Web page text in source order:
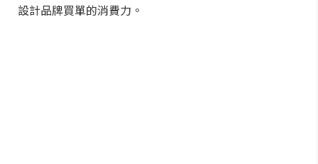
設計品牌買單的消費力。